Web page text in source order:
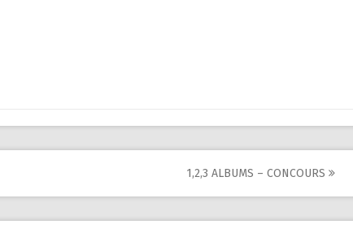
1,2,3 ALBUMS – CONCOURS